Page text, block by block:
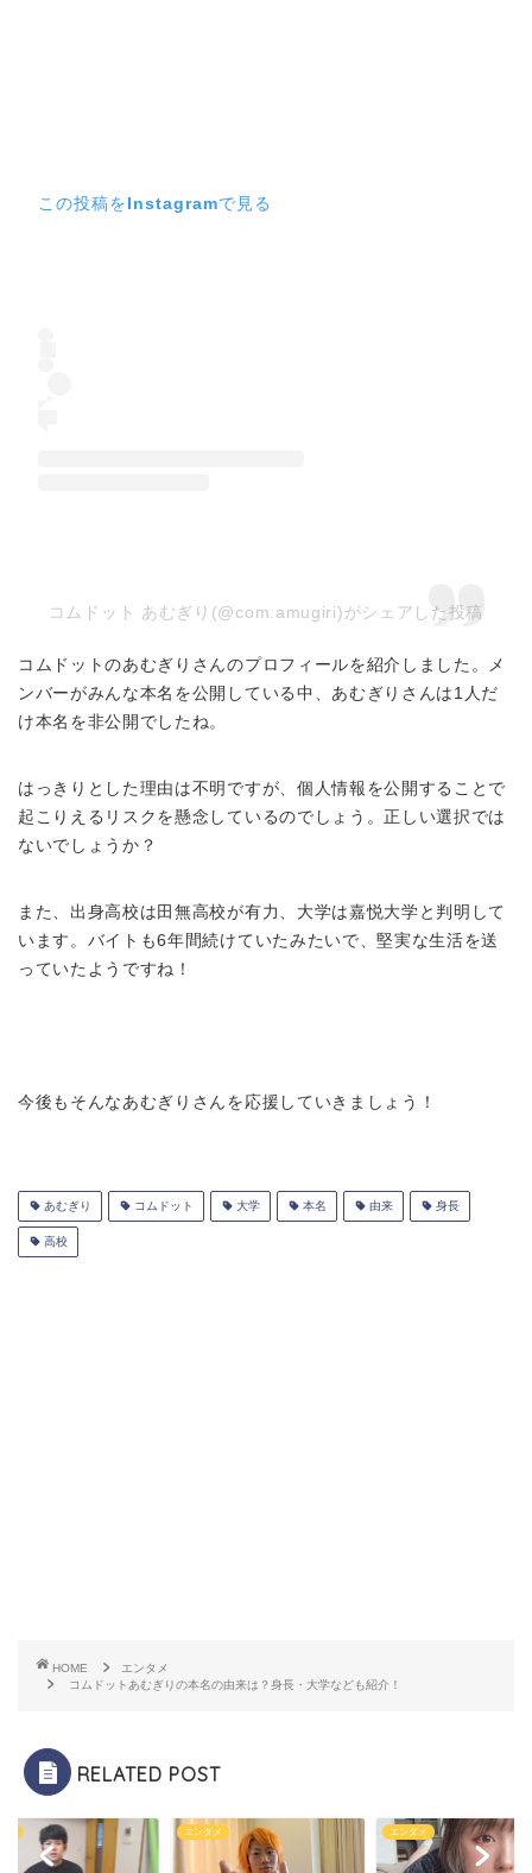
この投稿をInstagramで見る
コムドット あむぎり(@com.amugiri)がシェアした投稿
コムドットのあむぎりさんのプロフィールを紹介しました。メ
ンバーがみんな本名を公開している中、あむぎりさんは1人だ
け本名を非公開でしたね。
はっきりとした理由は不明ですが、個人情報を公開することで
起こりえるリスクを懸念しているのでしょう。正しい選択では
ないでしょうか？
また、出身高校は田無高校が有力、大学は嘉悦大学と判明して
います。バイトも6年間続けていたみたいで、堅実な生活を送
っていたようですね！
今後もそんなあむぎりさんを応援していきましょう！
あむぎり コムドット 大学 本名 由来 身長
高校
HOME
エンタメ
コムドットあむぎりの本名の由来は？身長・大学なども紹介！
RELATED POST
エンタメ エンタメ